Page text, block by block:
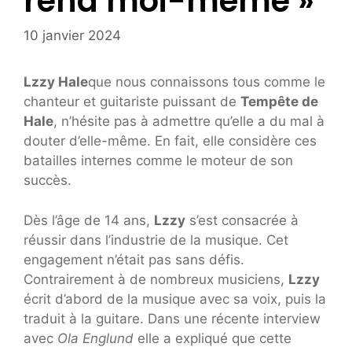
10 janvier 2024
Lzzy Haleque nous connaissons tous comme le
chanteur et guitariste puissant de Tempête de
Hale, n’hésite pas à admettre qu’elle a du mal à
douter d’elle-même. En fait, elle considère ces
batailles internes comme le moteur de son
succès.
Dès l’âge de 14 ans, Lzzy s’est consacrée à
réussir dans l’industrie de la musique. Cet
engagement n’était pas sans défis.
Contrairement à de nombreux musiciens, Lzzy
écrit d’abord de la musique avec sa voix, puis la
traduit à la guitare. Dans une récente interview
avec Ola Englund elle a expliqué que cette